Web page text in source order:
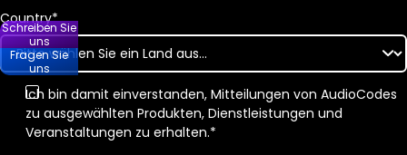
Country*
Ich bin damit einverstanden, Mitteilungen von AudioCodes
zu ausgewählten Produkten, Dienstleistungen und
Veranstaltungen zu erhalten.*
Schreiben Sie
uns
Fragen Sie
uns